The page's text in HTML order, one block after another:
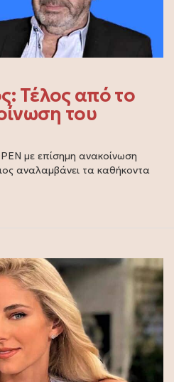
Τέλος από το
του
με επίσημη ανακοίνωση
αναλαμβάνει τα καθήκοντα